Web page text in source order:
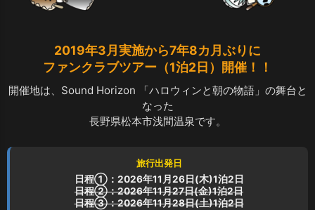
2019年3月実施から7年8カ月ぶりに
ファンクラブツアー（1泊2日）開催！！
開催地は、Sound Horizon 「ハロウィンと朝の物語」の舞台と
なった
長野県松本市浅間温泉です。
旅行出発日
日程①：2026年11月26日(木)1泊2日
日程②：2026年11月27日(金)1泊2日
日程③：2026年11月28日(土)1泊2日